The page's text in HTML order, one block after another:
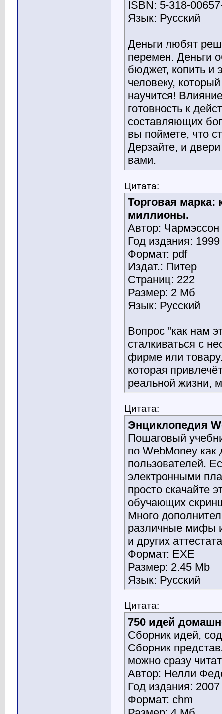
ISBN: 5-318-
Язык: Русский
Деньги любят
перемен. Деньги
бюджет, копить и
человеку,
научится!
готовность к
составляющих
вы поймете, что
Дерзайте, и
вами.
Цитата:
Торговая марка:
миллионы.
Автор: Чармэссон
Год издания: 1999
Формат: pdf
Издат.: Питер
Страниц: 222
Размер: 2 Мб
Язык: Русский
Вопрос "как нам
сталкиваться с
фирме или
которая
реальной жизни,
Цитата:
Энциклопедия
Пошаговый
по WebMoney
пользователей.
электронными
просто скачайте
обучающих
Много
различные мифы
и других
Формат: EXE
Размер: 2.45 Mb
Язык: Русский
Цитата:
750 идей
Сборник идей,
Сборник
можно сразу
Автор: Нелли
Год издания: 2007
Формат: chm